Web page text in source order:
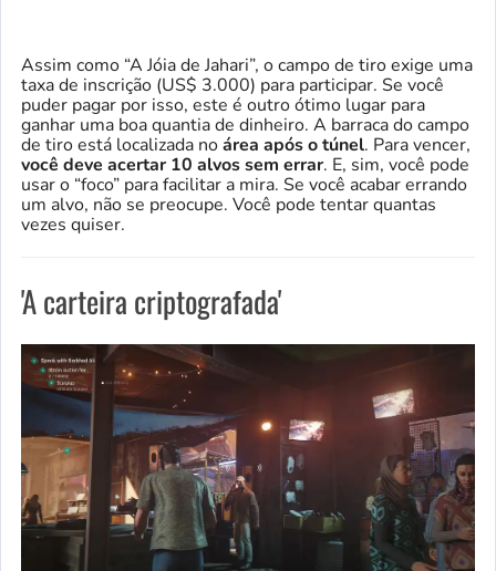
Assim como “A Jóia de Jahari”, o campo de tiro exige uma
taxa de inscrição (US$ 3.000) para participar. Se você
puder pagar por isso, este é outro ótimo lugar para
ganhar uma boa quantia de dinheiro. A barraca do campo
de tiro está localizada noárea após o túnel. Para vencer,
você deve acertar 10 alvos sem errar. E, sim, você pode
usar o “foco” para facilitar a mira. Se você acabar errando
um alvo, não se preocupe. Você pode tentar quantas
vezes quiser.
'A carteira criptografada'